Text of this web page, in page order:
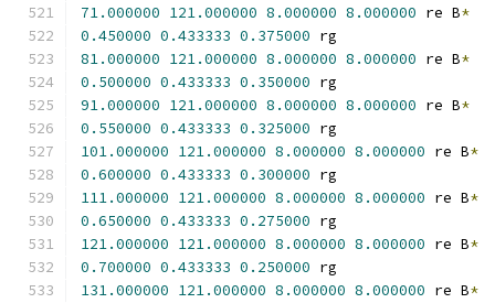
71.000000 121.000000 8.000000 8.000000 re B*
0.450000 0.433333 0.375000 rg
81.000000 121.000000 8.000000 8.000000 re B*
0.500000 0.433333 0.350000 rg
91.000000 121.000000 8.000000 8.000000 re B*
0.550000 0.433333 0.325000 rg
101.000000 121.000000 8.000000 8.000000 re B*
0.600000 0.433333 0.300000 rg
111.000000 121.000000 8.000000 8.000000 re B*
0.650000 0.433333 0.275000 rg
121.000000 121.000000 8.000000 8.000000 re B*
0.700000 0.433333 0.250000 rg
131.000000 121.000000 8.000000 8.000000 re B*